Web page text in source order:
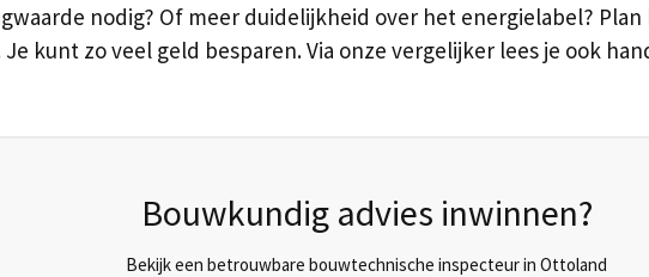
nodig? Of meer duidelijkheid over het energielabel?
kunt zo veel geld besparen. Via onze vergelijker lees je ook
Bouwkundig advies inwinnen?
Bekijk een betrouwbare bouwtechnische inspecteur in Ottoland